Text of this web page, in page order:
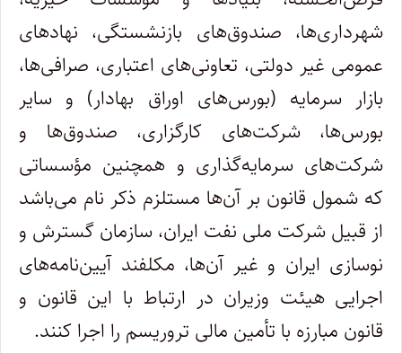
شهرداری‌ها، صندوق‌های بازنشستگی، نهادهای
عمومی غیر دولتی، تعاونی‌های اعتباری، صرافی‌ها،
بازار سرمایه (بورس‌های اوراق بهادار) و سایر
بورس‌ها، شرکت‌های کارگزاری، صندوق‌ها و
شرکت‌های سرمایه‌گذاری و همچنین مؤسساتی
که شمول قانون بر آن‌ها مستلزم ذکر نام می‌باشد
از قبیل شرکت ملی نفت ایران، سازمان گسترش و
نوسازی ایران و غیر آن‌ها، مکلفند آیین‌نامه‌های
اجرایی هیئت وزیران در ارتباط با این قانون و
قانون مبارزه با تأمین مالی تروریسم را اجرا کنند.